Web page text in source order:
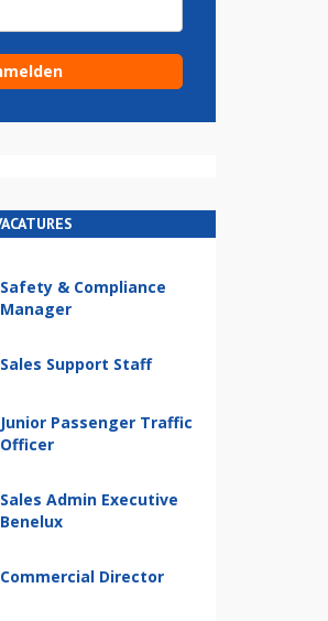
Safety & Compliance
Manager
Sales Support Staff
Junior Passenger Traffic
Officer
Sales Admin Executive
Benelux
Commercial Director